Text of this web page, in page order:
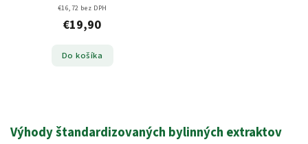
€16,72 bez DPH
€19,90
Do košíka
Výhody štandardizovaných bylinných extraktov